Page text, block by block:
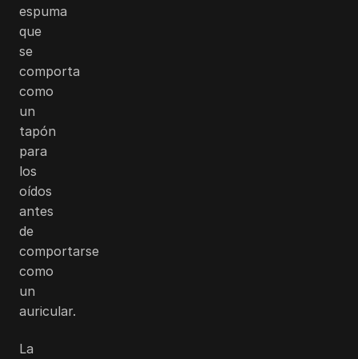
espuma
que
se
comporta
como
un
tapón
para
los
oídos
antes
de
comportarse
como
un
auricular.
La